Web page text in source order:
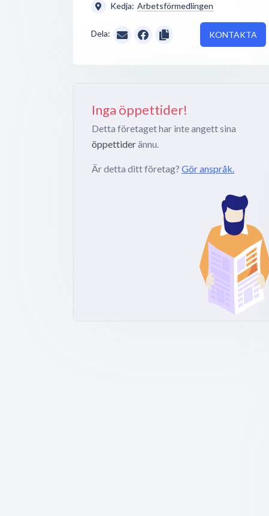
Kedja: Arbetsförmedlingen
Dela: KONTAKTA
Inga öppettider!
Detta företaget har inte angett sina
öppettiderännu.
Är detta ditt företag? Gör anspråk.